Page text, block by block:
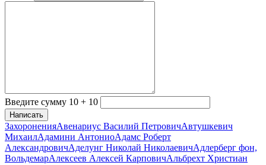
Введите сумму 10 + 10
Написать
ЗахороненияАвенариус Василий ПетровичАвтушкевич
МихаилАдамини АнтониоАдамс Роберт
АлександровичАделунг Николай НиколаевичАдлерберг фон,
ВольдемарАлексеев Алексей КарповичАльбрехт Христиан